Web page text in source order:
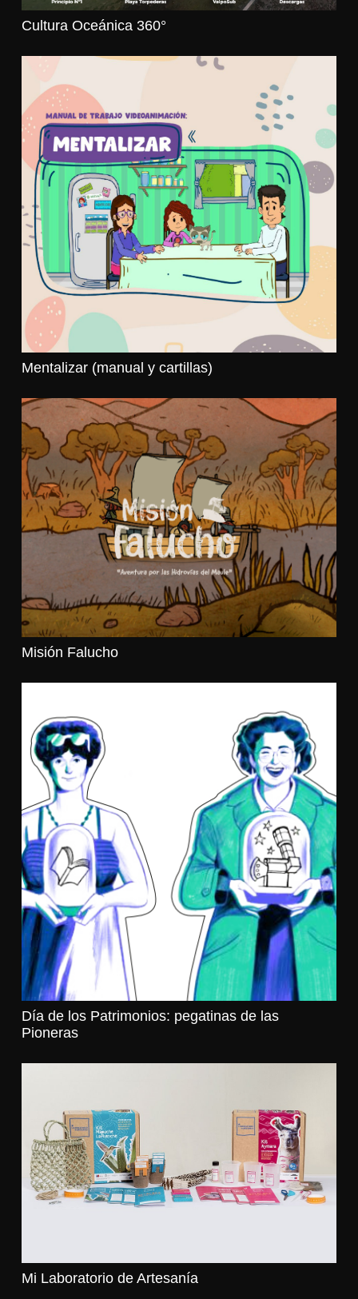
Cultura Oceánica 360°
Mentalizar (manual y cartillas)
Misión Falucho
Día de los Patrimonios: pegatinas de las
Pioneras
Mi Laboratorio de Artesanía